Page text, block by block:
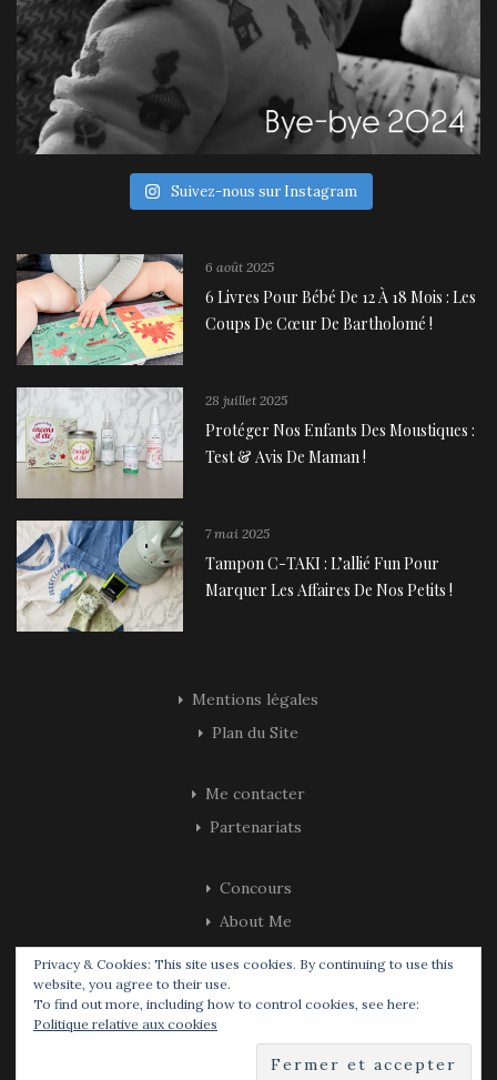
Suivez-nous sur Instagram
6 août 2025
6 Livres Pour Bébé De 12 À 18 Mois : Les
Coups De Cœur De Bartholomé !
28 juillet 2025
Protéger Nos Enfants Des Moustiques :
Test & Avis De Maman !
7 mai 2025
Tampon C-TAKI : L’allié Fun Pour
Marquer Les Affaires De Nos Petits !
Mentions légales
Plan du Site
Me contacter
Partenariats
Concours
About Me
© 2019 All Rights Reserved.
Privacy & Cookies: This site uses cookies. By continuing to use this
website, you agree to their use.
To find out more, including how to control cookies, see here:
Politique relative aux cookies